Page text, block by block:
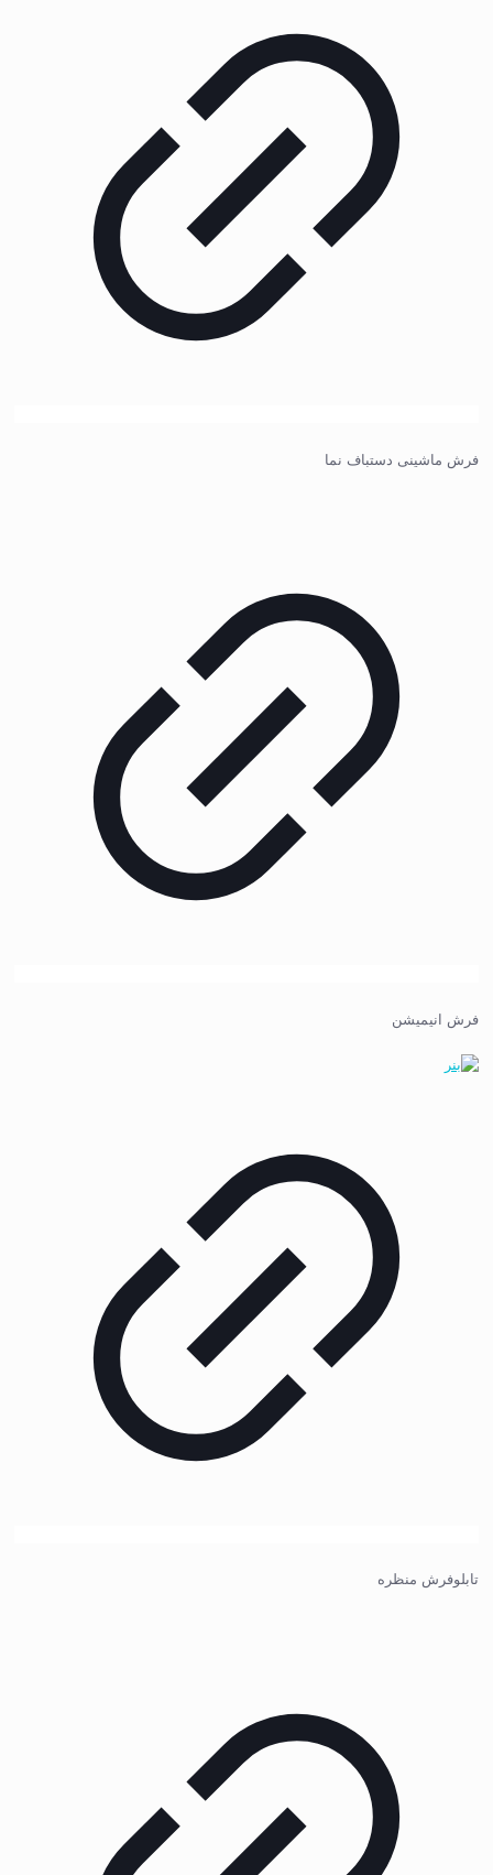
فرش ماشینی دستباف نما
فرش انیمیشن
تابلوفرش منظره